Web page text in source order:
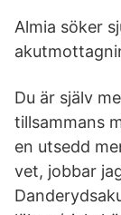
Almia söker
Du är själv
tillsammans
en utsedd
vet, jobbar